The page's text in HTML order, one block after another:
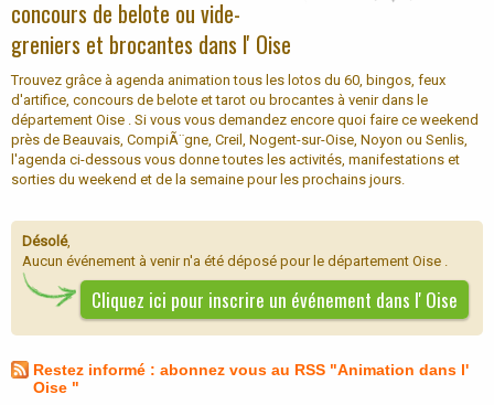
concours de belote ou vide-
greniers et brocantes dans l' Oise
Trouvez grâce à agenda animation tous les lotos du 60, bingos, feux
d'artifice, concours de belote et tarot ou brocantes à venir dans le
département Oise . Si vous vous demandez encore quoi faire ce weekend
près de Beauvais, CompiÃ¨gne, Creil, Nogent-sur-Oise, Noyon ou Senlis,
l'agenda ci-dessous vous donne toutes les activités, manifestations et
sorties du weekend et de la semaine pour les prochains jours.
Désolé,
Aucun événement à venir n'a été déposé pour le département Oise .
Cliquez ici pour inscrire un événement dans l' Oise
Restez informé : abonnez vous au RSS "Animation dans l'
Oise "